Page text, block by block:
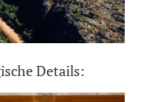
Details: